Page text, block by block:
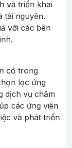
và triển khai
tài nguyên.
với các bên
có trong
lọc ứng
dịch vụ chăm
các ứng viên
và phát triển